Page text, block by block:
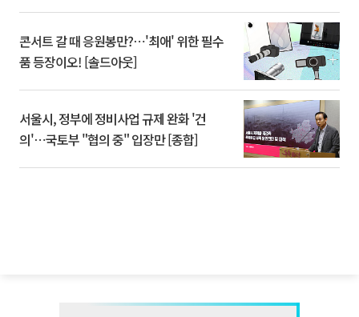
콘서트 갈 때 응원봉만?⋯'최애' 위한 필수
품 등장이오! [솔드아웃]
서울시, 정부에 정비사업 규제 완화 '건
의'⋯국토부 "협의 중" 입장만 [종합]